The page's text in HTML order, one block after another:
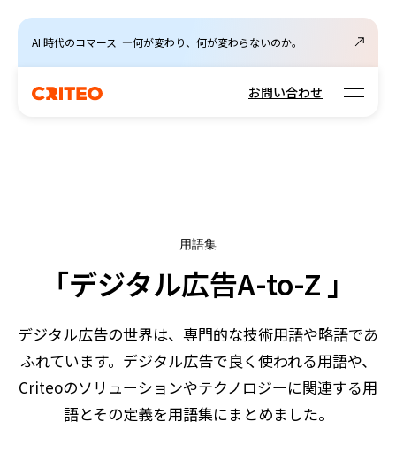
AI 時代のコマース ―何が変わり、何が変わらないのか。
お問い合わせ Open
用語集
「デジタル広告A-to-Z 」
デジタル広告の世界は、専門的な技術用語や略語であ
ふれています。デジタル広告で良く使われる用語や、
Criteoのソリューションやテクノロジーに関連する用
語とその定義を用語集にまとめました。